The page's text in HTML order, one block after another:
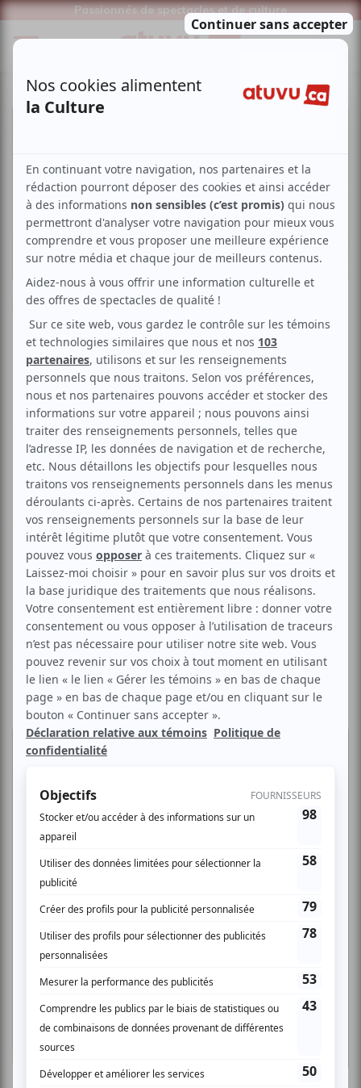
Passionnés de spectacles et de culture
Musique Rap / Hip-Hop Slam
Le R Premier - Lancement du
EP TROY
Aucune offre promotionnelle
disponible
Soyez les premiers avisés dès qu'il y aura une offre promo
pour Le R Premier - Lancement du EP TROY:INSCRIVEZ-
VOUS
Le R Premier lance son EP TROY au Le Ministère à
Montréal le 12 mai 2026 lors d’un concert immersif où rap
poétique et afro-futurisme prennent vie sur scène. Entre
intensité, images et narration, l’artiste propose une
expérience rare et habitée, qui promet un moment de
connexion puissant et mémorable avec le public.